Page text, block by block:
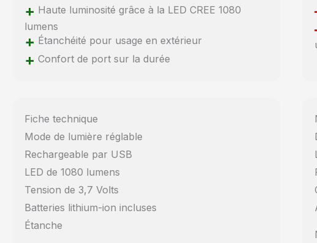
+ Haute luminosité grâce à la LED CREE 1080
lumens
+ Étanchéité pour usage en extérieur
+ Confort de port sur la durée
Fiche technique
Mode de lumière réglable
Rechargeable par USB
LED de 1080 lumens
Tension de 3,7 Volts
Batteries lithium-ion incluses
Étanche